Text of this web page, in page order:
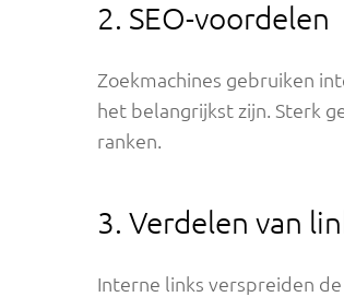
2. SEO-voordelen
Zoekmachines gebruiken
het belangrijkst zijn. Sterk
ranken.
3. Verdelen van
Interne links verspreiden